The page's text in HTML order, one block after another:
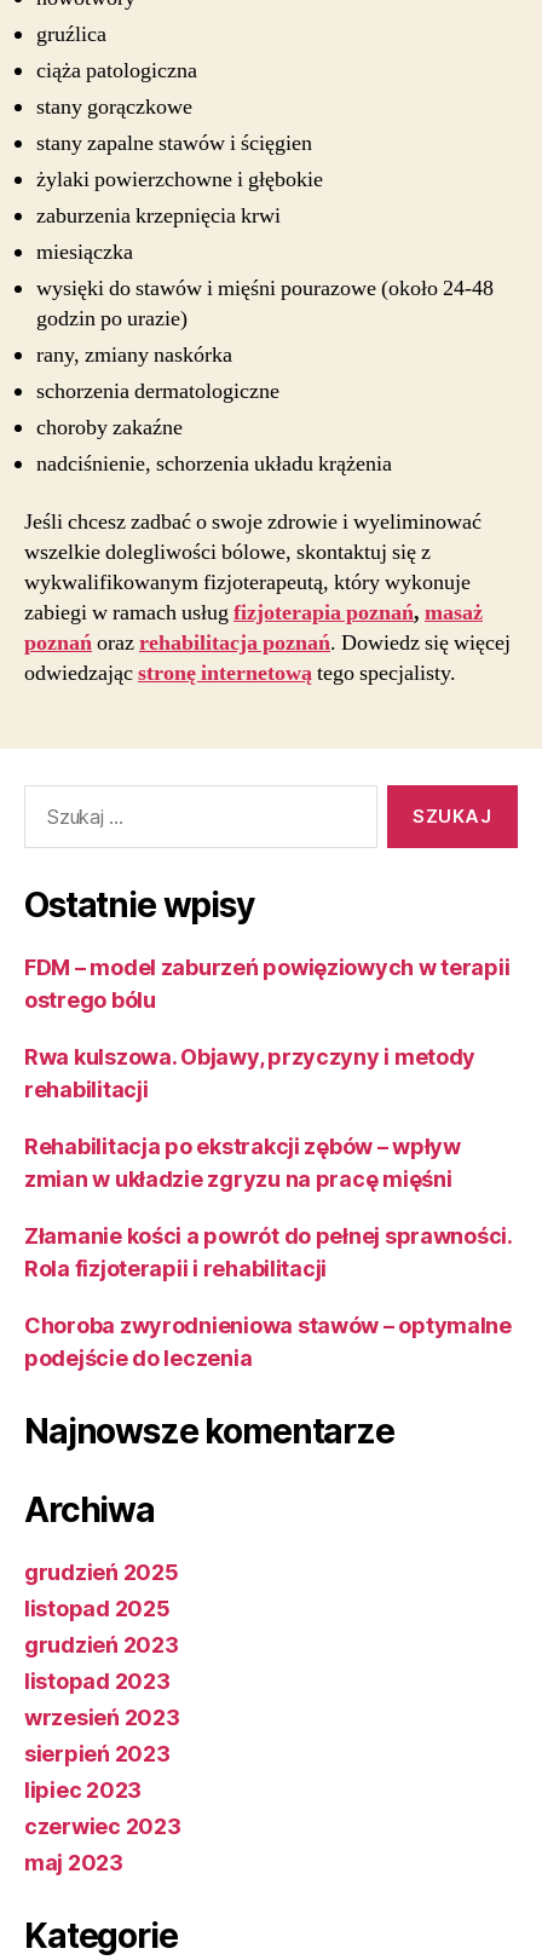
gruźlica
ciąża patologiczna
stany gorączkowe
stany zapalne stawów i ścięgien
żylaki powierzchowne i głębokie
zaburzenia krzepnięcia krwi
miesiączka
wysięki do stawów i mięśni pourazowe (około 24-48
godzin po urazie)
rany, zmiany naskórka
schorzenia dermatologiczne
choroby zakaźne
nadciśnienie, schorzenia układu krążenia
Jeśli chcesz zadbać o swoje zdrowie i wyeliminować
wszelkie dolegliwości bólowe, skontaktuj się z
wykwalifikowanym fizjoterapeutą, który wykonuje
zabiegi w ramach usług fizjoterapia poznań, masaż
poznańorazrehabilitacja poznań. Dowiedz się więcej
odwiedzającstronę internetowątego specjalisty.
Ostatnie wpisy
FDM – model zaburzeń powięziowych w terapii
ostrego bólu
Rwa kulszowa. Objawy, przyczyny i metody
rehabilitacji
Rehabilitacja po ekstrakcji zębów – wpływ
zmian w układzie zgryzu na pracę mięśni
Złamanie kości a powrót do pełnej sprawności.
Rola fizjoterapii i rehabilitacji
Choroba zwyrodnieniowa stawów – optymalne
podejście do leczenia
Najnowsze komentarze
Archiwa
grudzień 2025
listopad 2025
grudzień 2023
listopad 2023
wrzesień 2023
sierpień 2023
lipiec 2023
czerwiec 2023
maj 2023
Kategorie